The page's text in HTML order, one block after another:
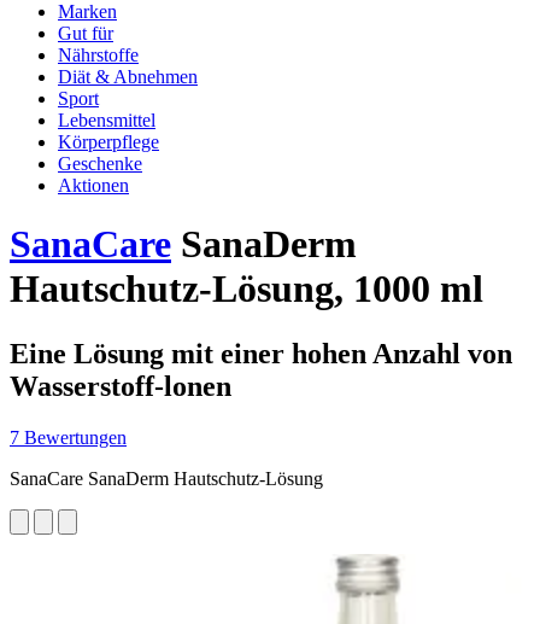
Marken
Gut für
Nährstoffe
Diät & Abnehmen
Sport
Lebensmittel
Körperpflege
Geschenke
Aktionen
SanaCare SanaDerm
Hautschutz-Lösung, 1000 ml
Eine Lösung mit einer hohen Anzahl von
Wasserstoff-lonen
7 Bewertungen
SanaCare SanaDerm Hautschutz-Lösung